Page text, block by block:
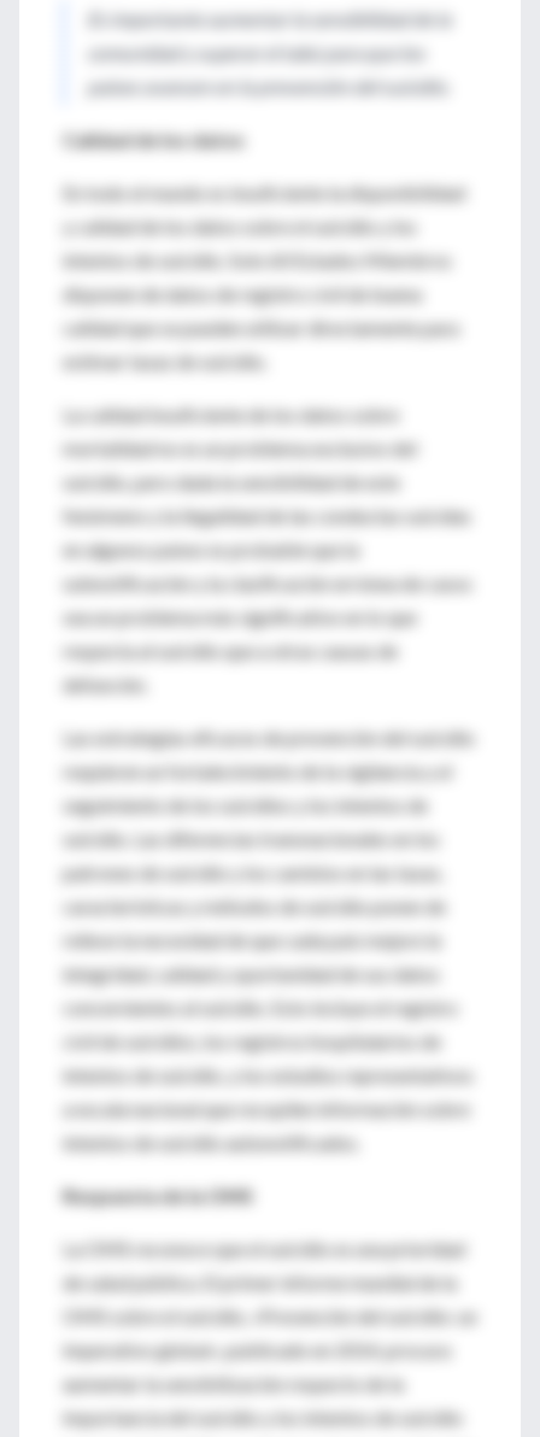
Es importante aumentar la sensibilidad de la
comunidad y superar el tabú para que los
países avancen en la prevención del suicidio.
Calidad de los datos
En todo el mundo es insuficiente la disponibilidad
y calidad de los datos sobre el suicidio y los
intentos de suicidio. Solo 60 Estados Miembros
disponen de datos de registro civil de buena
calidad que se pueden utilizar directamente para
estimar tasas de suicidio.
La calidad insuficiente de los datos sobre
mortalidad no es un problema exclusivo del
suicidio, pero dada la sensibilidad de este
fenómeno y la ilegalidad de las conductas suicidas
en algunos países es probable que la
subnotificación y la clasificación errónea de casos
sea un problema más significativo en lo que
respecta al suicidio que a otras causas de
defunción.
Las estrategias eficaces de prevención del suicidio
requieren un fortalecimiento de la vigilancia y el
seguimiento de los suicidios y los intentos de
suicidio. Las diferencias transnacionales en los
patrones de suicidio y los cambios en las tasas,
características y métodos de suicidio ponen de
relieve la necesidad de que cada país mejore la
integridad, calidad y oportunidad de sus datos
concernientes al suicidio. Esto incluye el registro
civil de suicidios, los registros hospitalarios de
intentos de suicidio, y los estudios representativos
a escala nacional que recopilen información sobre
intentos de suicidio autonotificados.
Respuesta de la OMS
La OMS reconoce que el suicidio es una prioridad
de salud pública. El primer informe mundial de la
OMS sobre el suicidio, «Prevención del suicidio: un
imperativo global», publicado en 2014, procura
aumentar la sensibilización respecto de la
importancia del suicidio y los intentos de suicidio